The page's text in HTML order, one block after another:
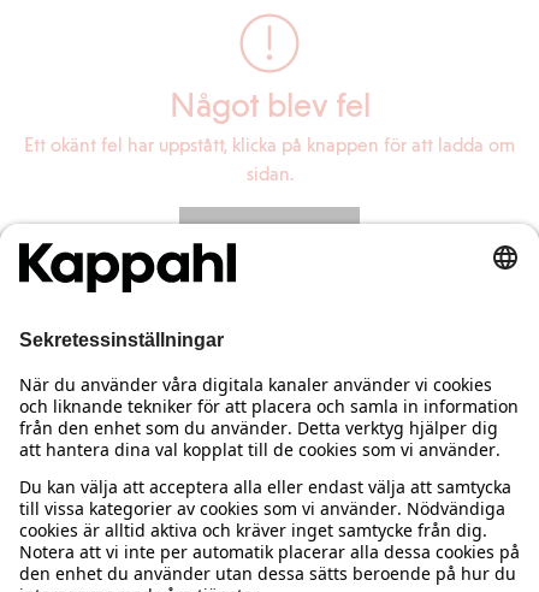
Något blev fel
Ett okänt fel har uppstått, klicka på knappen för att ladda om
sidan.